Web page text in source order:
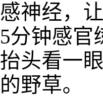
感神经，
5分钟感官
抬头看一
的野草。